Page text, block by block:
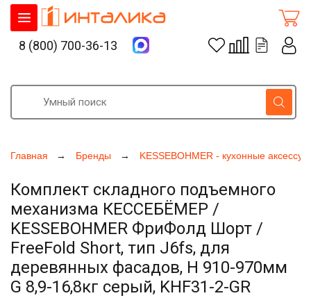
Главная Бренды KESSEBOHMER - кухонные
Комплект складного подъемного
механизма КЕССЕБЁМЕР /
KESSEBOHMER ФриФолд Шорт /
FreeFold Short, тип J6fs, для
деревянных фасадов, H 910-970мм
G 8,9-16,8кг серый, KHF31-2-GR
8 (800) 700-36-13